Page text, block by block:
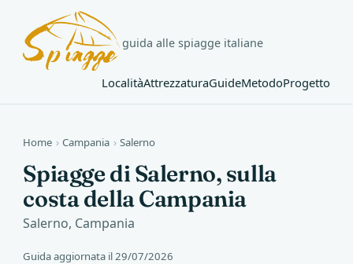
guida alle spiagge italiane
LocalitàAttrezzaturaGuideMetodoProgetto
Home › Campania › Salerno
Spiagge di Salerno, sulla
costa della Campania
Salerno, Campania
Guida aggiornata il 29/07/2026